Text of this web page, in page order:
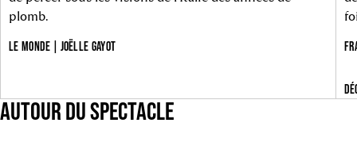
plomb.
LE MONDE | JOËLLE GAYOT
AUTOUR DU SPECTACLE